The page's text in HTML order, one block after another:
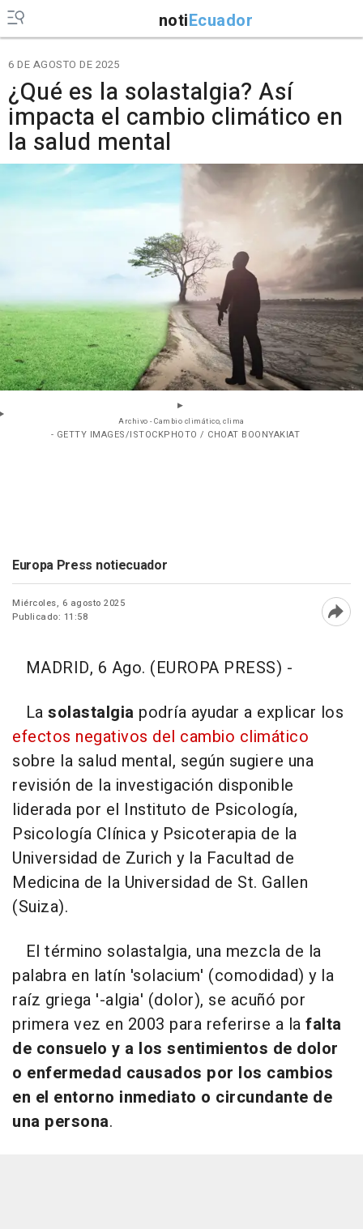
notiEcuador
6 DE AGOSTO DE 2025
¿Qué es la solastalgia? Así
impacta el cambio climático en
la salud mental
Archivo - Cambio climático, clima
- GETTY IMAGES/ISTOCKPHOTO / CHOAT BOONYAKIAT
Europa Press notiecuador
Miércoles, 6 agosto 2025
Publicado: 11:58
MADRID, 6 Ago. (EUROPA PRESS) -
La solastalgia podría ayudar a explicar los
efectos negativos del cambio climático
sobre la salud mental, según sugiere una
revisión de la investigación disponible
liderada por el Instituto de Psicología,
Psicología Clínica y Psicoterapia de la
Universidad de Zurich y la Facultad de
Medicina de la Universidad de St. Gallen
(Suiza).
El término solastalgia, una mezcla de la
palabra en latín 'solacium' (comodidad) y la
raíz griega '-algia' (dolor), se acuñó por
primera vez en 2003 para referirse a la falta
de consuelo y a los sentimientos de dolor
o enfermedad causados por los cambios
en el entorno inmediato o circundante de
una persona.